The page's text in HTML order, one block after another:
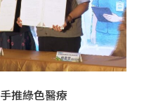
推綠色醫療